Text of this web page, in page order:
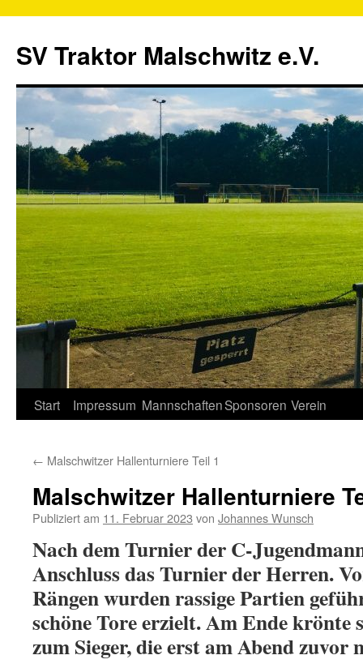
SV Traktor Malschwitz e.V.
Springe
Inhalt
Start Impressum MannschaftenSponsoren Verein
← Malschwitzer Hallenturniere Teil 1
Malschwitzer Hallenturniere
Publiziert am 11. Februar 2023 von Johannes Wunsch
Nach dem Turnier der C-
Anschluss das Turnier der Herren.
Rängen wurden rassige Partien
schöne Tore erzielt. Am Ende krönte
zum Sieger, die erst am Abend zuvor